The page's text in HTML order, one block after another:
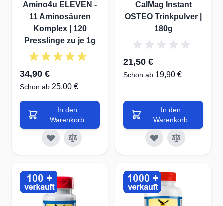
Amino4u ELEVEN -
11 Aminosäuren
Komplex | 120
Presslinge zu je 1g
34,90 €
Schon ab 25,00 €
In den
Warenkorb
CalMag Instant
OSTEO Trinkpulver |
180g
21,50 €
Schon ab 19,90 €
In den
Warenkorb